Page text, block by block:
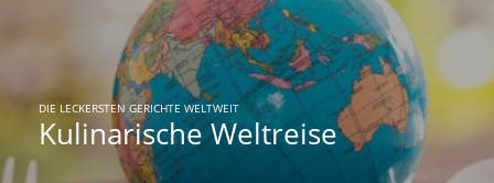
DIE LECKERSTEN GERICHTE WELTWEIT
Kulinarische Weltreise